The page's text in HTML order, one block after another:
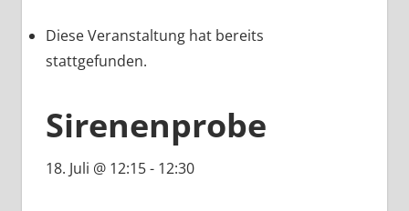
Diese Veranstaltung hat bereits
stattgefunden.
Sirenenprobe
18. Juli @ 12:15- 12:30